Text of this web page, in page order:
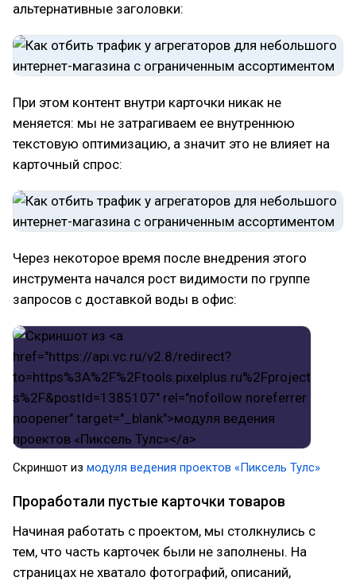
альтернативные заголовки:
При этом контент внутри карточки никак не
меняется: мы не затрагиваем ее внутреннюю
текстовую оптимизацию, а значит это не влияет на
карточный спрос:
Через некоторое время после внедрения этого
инструмента начался рост видимости по группе
запросов с доставкой воды в офис:
Скриншот из модуля ведения проектов «Пиксель Тулс»
Проработали пустые карточки товаров
Начиная работать с проектом, мы столкнулись с
тем, что часть карточек были не заполнены. На
страницах не хватало фотографий, описаний,